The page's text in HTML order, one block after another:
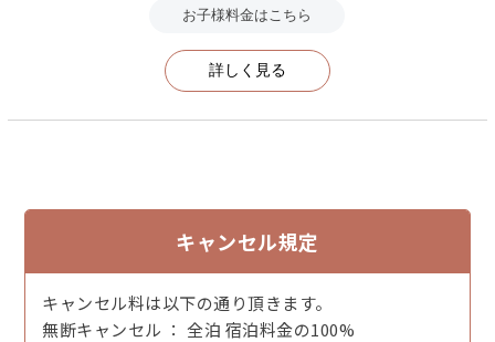
水晶浜の砂
お子様料金はこちら
詳しく見る
キャンセル規定
キャンセル料は以下の通り頂きます。
無断キャンセル ： 全泊 宿泊料金の100%